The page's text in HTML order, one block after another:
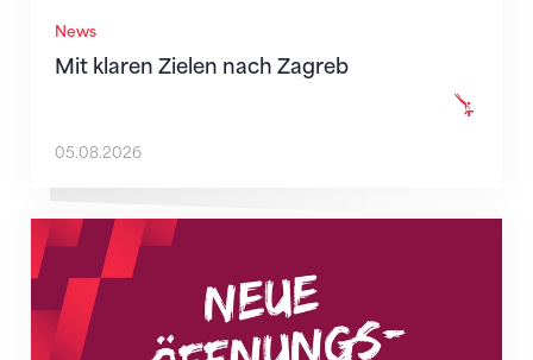
News
Mit klaren Zielen nach Zagreb
05.08.2026
Neue Empfangszeiten ab 1. August 2026